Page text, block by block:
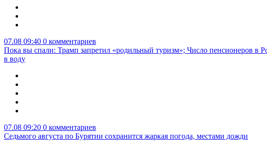
07.08 09:40 0 комментариев
Пока вы спали: Трамп запретил «родильный туризм»; Число пенсионеров в
в воду
07.08 09:20 0 комментариев
Седьмого августа по Бурятии сохранится жаркая погода, местами дожди